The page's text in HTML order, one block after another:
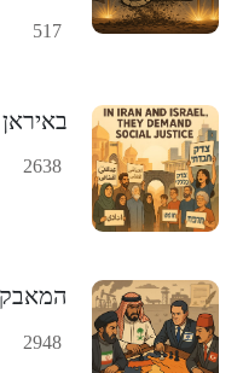
517
2638
המאבק
2948